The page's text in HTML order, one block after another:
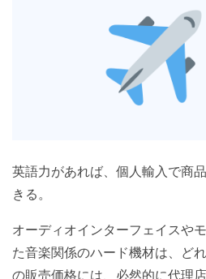
英語力があれば、個人輸入で商
きる。
オーディオインターフェイスや
た音楽関係のハード機材は、ど
の販売価格には、必然的に代理